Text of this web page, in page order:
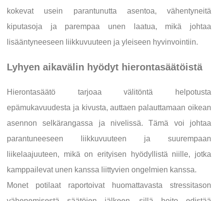
kokevat usein parantunutta asentoa, vähentyneitä
kiputasoja ja parempaa unen laatua, mikä johtaa
lisääntyneeseen liikkuvuuteen ja yleiseen hyvinvointiin.
Lyhyen aikavälin hyödyt hierontasäätöistä
Hierontasäätö tarjoaa välitöntä helpotusta
epämukavuudesta ja kivusta, auttaen palauttamaan oikean
asennon selkärangassa ja nivelissä. Tämä voi johtaa
parantuneeseen liikkuvuuteen ja suurempaan
liikelaajuuteen, mikä on erityisen hyödyllistä niille, jotka
kamppailevat unen kanssa liittyvien ongelmien kanssa.
Monet potilaat raportoivat huomattavasta stressitason